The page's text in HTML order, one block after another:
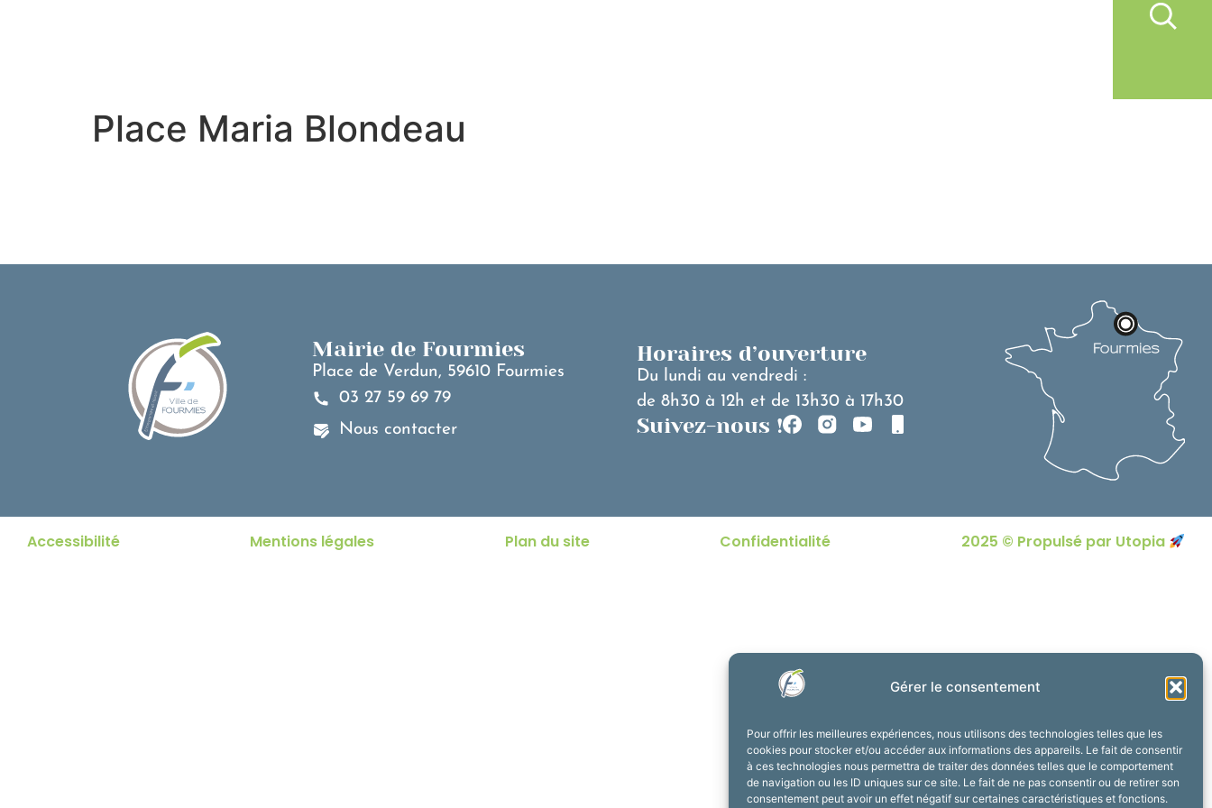
Gérer le consentement
Pour offrir les meilleures expériences, nous utilisons des technologies telles que les
cookies pour stocker et/ou accéder aux informations des appareils. Le fait de consentir
à ces technologies nous permettra de traiter des données telles que le comportement
de navigation ou les ID uniques sur ce site. Le fait de ne pas consentir ou de retirer son
consentement peut avoir un effet négatif sur certaines caractéristiques et fonctions.
Place Maria Blondeau
Mairie de Fourmies
Place de Verdun, 59610 Fourmies
03 27 59 69 79
Nous contacter
Horaires d’ouverture
Du lundi au vendredi :
de 8h30 à 12h et de 13h30 à 17h30
Suivez-nous !
Accessibilité Mentions légales Plan du site Confidentialité 2025 © Propulsé par Utopia